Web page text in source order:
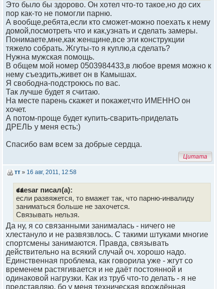
Это было бы здорово. Он хотел что-то такое,но до сих
пор как-то не помогли парню.
А вообще,ребята,если кто сможет-можно поехать к нему
домой,посмотреть что и как,узнать и сделать замеры.
Понимаете,мне,как женщине,все эти конструкции
тяжело собрать. Жгуты-то я куплю,а сделать?
Нужна мужская помощь.
В общем мой номер 0503984433,в любое время можно к
нему съездить,живет он в Камышах.
Я свободна-подстроюсь по вас.
Так лучше будет я считаю.
На месте парень скажет и покажет,что ИМЕННО он
хочет.
А потом-проще будет купить-сварить-приделать
ДРЕЛЬ у меня есть:)
Спасибо вам всем за добрые сердца.
Цитата
тт » 16 авг, 2011, 12:58
caesar писал(а):
если развяжется, то вмажет так, что парню-инвалиду
заниматься больше не захочется.
Связывать нельзя.
Да ну, я со связанными занималась - ничего не
хлестануло и не развязвлось. С такими штуками многие
спортсмены занимаются. Правда, связывать
действительно на всякий случай оч. хорошо надо.
Единственная проблема, как говорила уже - жгут со
временем растягивается и не даёт постоянной и
одинаковой нагрузки. Как из труб что-то делать - я не
представляю, бо у меня техническая врождённая